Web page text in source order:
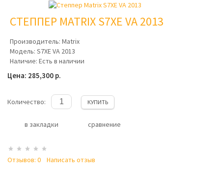
СТЕППЕР MATRIX S7XE VA 2013
Производитель: Matrix
Модель: S7XE VA 2013
Наличие: Есть в наличии
Цена: 285,300 р.
Количество: КУПИТЬ
в закладки сравнение
Отзывов: 0
Написать отзыв